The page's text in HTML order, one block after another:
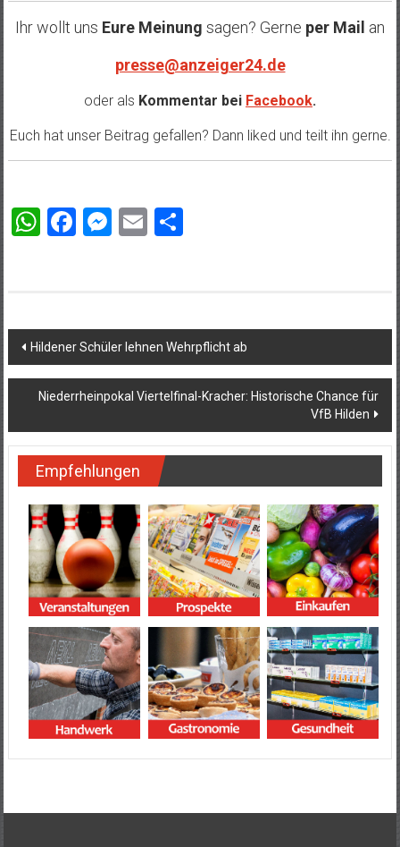
Ihr wollt uns Eure Meinung sagen? Gerne per Mail an
presse@anzeiger24.de
oder als Kommentar bei Facebook.
Euch hat unser Beitrag gefallen? Dann liked und teilt ihn gerne.
WhatsApp
Facebook
Messenger
EmailTeilen
Beitragsnavigation
Hildener Schüler lehnen Wehrpflicht ab
Niederrheinpokal Viertelfinal-Kracher: Historische Chance für
VfB Hilden
Empfehlungen